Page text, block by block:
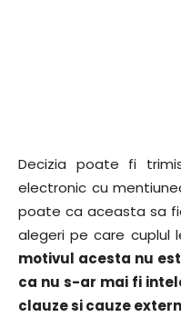
Decizia poate fi
electronic cu
poate ca aceasta sa
alegeri pe care cuplul
motivul acesta nu
ca nu s-ar mai fi
clauze si cauze